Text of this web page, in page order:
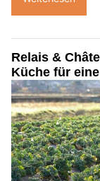
Relais &
Küche für